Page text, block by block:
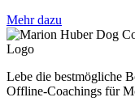
Mehr dazu
Lebe die bestmögliche
Offline-Coachings für